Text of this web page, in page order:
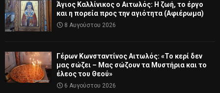
Άγιος Καλλίνικος ο Αιτωλός: Η ζωή, το έργο
και η πορεία προς την αγιότητα (Αφιέρωμα)
8 Αυγούστου 2026
Γέρων Κωνσταντίνος Αιτωλός: «Το κερί δεν
μας σώζει – Μας σώζουν τα Μυστήρια και το
έλεος του Θεού»
6 Αυγούστου 2026